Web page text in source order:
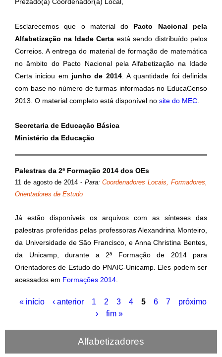
Prezado(a) Coordenador(a) Local,
Esclarecemos que o material do Pacto Nacional pela
Alfabetização na Idade Certa está sendo distribuído pelos
Correios. A entrega do material de formação de matemática
no âmbito do Pacto Nacional pela Alfabetização na Idade
Certa iniciou em junho de 2014. A quantidade foi definida
com base no número de turmas informadas no EducaCenso
2013. O material completo está disponí­vel no site do MEC.
Secretaria de Educação Básica
Ministério da Educação
Palestras da 2ª Formação 2014 dos OEs
11 de agosto de 2014 - Para:Coordenadores Locais, Formadores,
Orientadores de Estudo
Já estão disponíveis os arquivos com as sínteses das
palestras proferidas pelas professoras Alexandrina Monteiro,
da Universidade de São Francisco, e Anna Christina Bentes,
da Unicamp, durante a 2ª Formação de 2014 para
Orientadores de Estudo do PNAIC-Unicamp. Eles podem ser
acessados em Formações 2014
á
g
« início ‹ anterior 1 2 3 4 5 6 7
próximo
›
fim »
Alfabetizadores